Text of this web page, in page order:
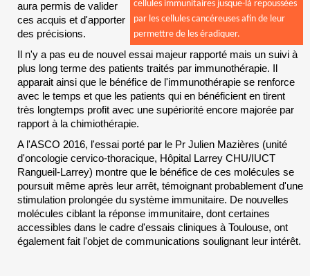
cellules immunitaires jusque-là repoussées
par les cellules cancéreuses afin de leur
permettre de les éradiquer.
aura permis de valider
ces acquis et d'apporter
des précisions.
Il n'y a pas eu de nouvel essai majeur rapporté mais un suivi à
plus long terme des patients traités par immunothérapie. Il
apparait ainsi que le bénéfice de l'immunothérapie se renforce
avec le temps et que les patients qui en bénéficient en tirent
très longtemps profit avec une supériorité encore majorée par
rapport à la chimiothérapie.
A l'ASCO 2016, l'essai porté par le Pr Julien Mazières (unité
d'oncologie cervico-thoracique, Hôpital Larrey CHU/IUCT
Rangueil-Larrey) montre que le bénéfice de ces molécules se
poursuit même après leur arrêt, témoignant probablement d'une
stimulation prolongée du système immunitaire. De nouvelles
molécules ciblant la réponse immunitaire, dont certaines
accessibles dans le cadre d'essais cliniques à Toulouse, ont
également fait l'objet de communications soulignant leur intérêt.